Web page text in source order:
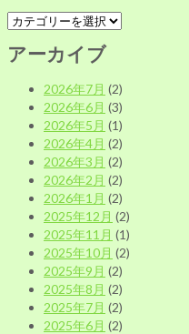
カ
ゴ
アーカイブ
2026年7月 (2)
2026年6月 (3)
2026年5月 (1)
2026年4月 (2)
2026年3月 (2)
2026年2月 (2)
2026年1月 (2)
2025年12月 (2)
2025年11月 (1)
2025年10月 (2)
2025年9月 (2)
2025年8月 (2)
2025年7月 (2)
2025年6月 (2)